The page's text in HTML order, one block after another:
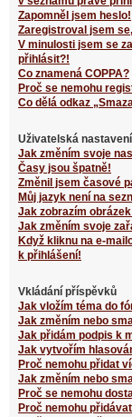
Zapomněl jsem heslo!
Zaregistroval jsem
V minulosti jsem se
přihlásit?!
Co znamená COPPA?
Proč se nemohu
Co dělá odkaz
Uživatelská nastavení
Jak změním svoje
Časy jsou špatně!
Změnil jsem časové
Můj jazyk není na
Jak zobrazím
Jak změním svoje
Když kliknu na e-
k přihlášení!
Vkládání příspěvků
Jak vložím téma do
Jak změním nebo
Jak přidám podpis k
Jak vytvořím
Proč nemohu přidat
Jak změním nebo
Proč se nemohu
Proč nemohu